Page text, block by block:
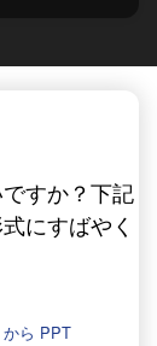
すか？下記
にすばやく
ら PPT